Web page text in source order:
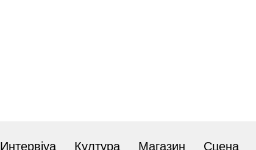
Интервјуа Култура Магазин Сцена